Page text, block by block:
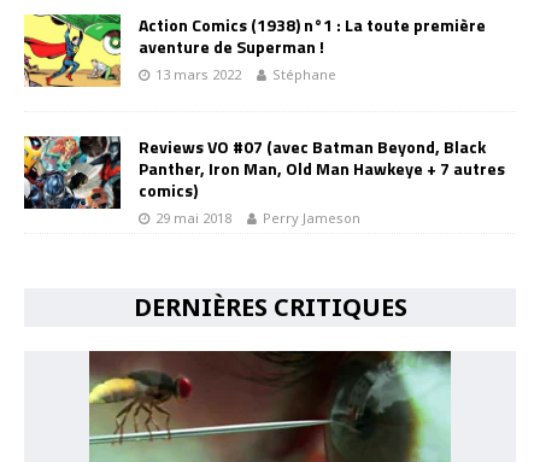
Action Comics (1938) n°1 : La toute première
aventure de Superman !
13 mars 2022 Stéphane
Reviews VO #07 (avec Batman Beyond, Black
Panther, Iron Man, Old Man Hawkeye + 7 autres
comics)
29 mai 2018 Perry Jameson
DERNIÈRES CRITIQUES